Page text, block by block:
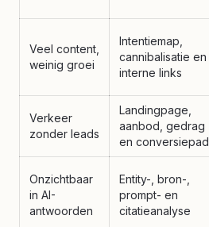
Veel content,
weinig groei
Intentiemap,
cannibalisatie en
interne links
Verkeer
zonder leads
Landingpage,
aanbod, gedrag
en conversiepad
Onzichtbaar
in AI-
antwoorden
Entity-, bron-,
prompt- en
citatieanalyse